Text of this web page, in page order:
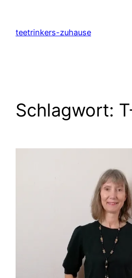
springen
teetrinkers-zuhause
Schlagwort: